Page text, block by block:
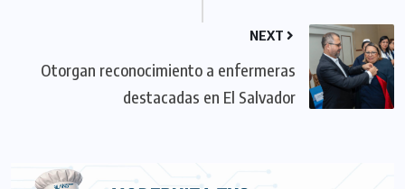
NEXT
Otorgan reconocimiento a enfermeras
destacadas en El Salvador